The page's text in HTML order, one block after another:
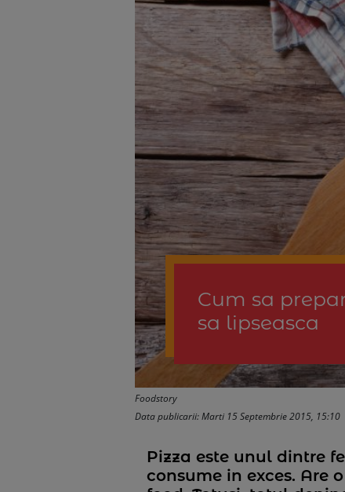
Cum sa
sa lipseasca
Foodstory
Data publicarii: Marti 15 Septembrie 2015, 15:10
Pizza este unul dintre
consume in exces. Are